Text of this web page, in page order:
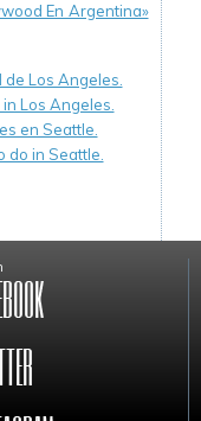
En Argentina»
Los Angeles.
Los Angeles.
en Seattle.
do in Seattle.